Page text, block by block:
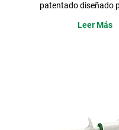
patentado diseñado
Leer Más